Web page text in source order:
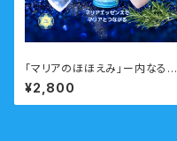
「マリアのほほえみ」ー内なる美
と神秘性を輝かせるー 瞑想音
声ガイド付き マリアウォーター
エッセンス・シングル
¥2,800